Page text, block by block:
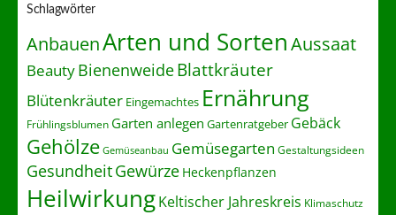
Schlagwörter
AnbauenArten und SortenAussaat
BeautyBienenweideBlattkräuter
Blütenkräuter Eingemachtes Ernährung
Frühlingsblumen Garten anlegen Gartenratgeber Gebäck
Gehölze Gemüseanbau Gemüsegarten Gestaltungsideen
GesundheitGewürze Heckenpflanzen
HeilwirkungKeltischer Jahreskreis Klimaschutz